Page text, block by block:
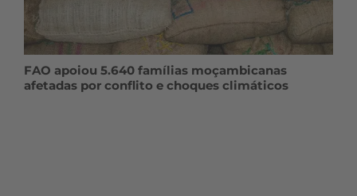
FAO apoiou 5.640 famílias moçambicanas
afetadas por conflito e choques climáticos